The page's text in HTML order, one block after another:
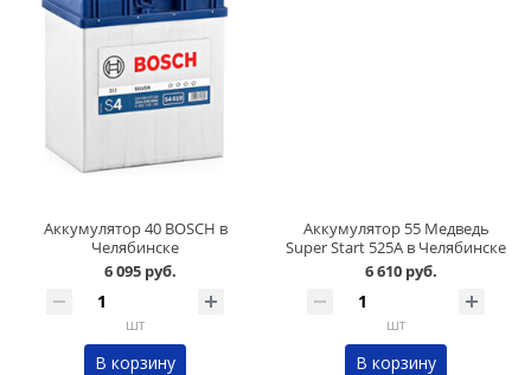
Аккумулятор 40 BOSCH в
Челябинске
6 095 руб.
шт
В корзину
Аккумулятор 55 Медведь
Super Start 525А в Челябинске
6 610 руб.
шт
В корзину